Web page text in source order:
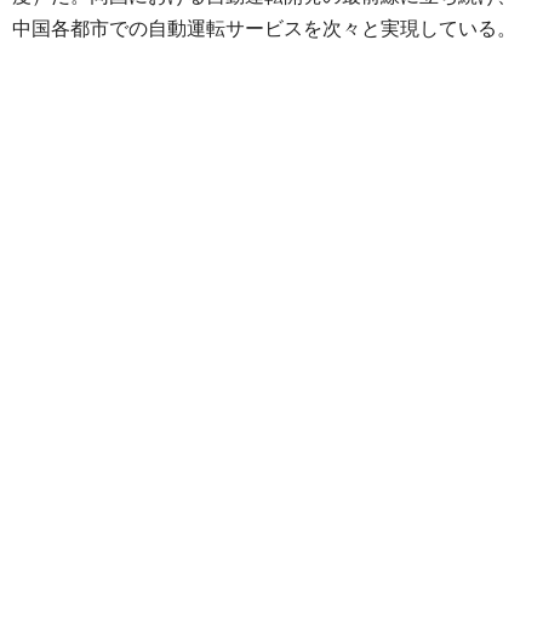
中国各都市での自動運転サービスを次々と実現している。